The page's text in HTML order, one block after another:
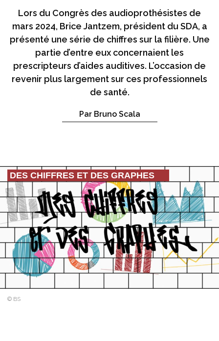
Lors du Congrès des audioprothésistes de
mars 2024, Brice Jantzem, président du SDA, a
présenté une série de chiffres sur la filière. Une
partie d’entre eux concernaient les
prescripteurs d’aides auditives. L’occasion de
revenir plus largement sur ces professionnels
de santé.
Par Bruno Scala
DES CHIFFRES ET DES GRAPHES
© BS